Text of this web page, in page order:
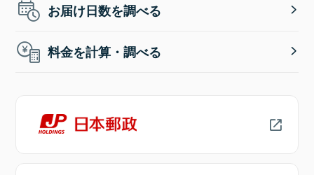
お届け日数を調べる
料金を計算・調べる